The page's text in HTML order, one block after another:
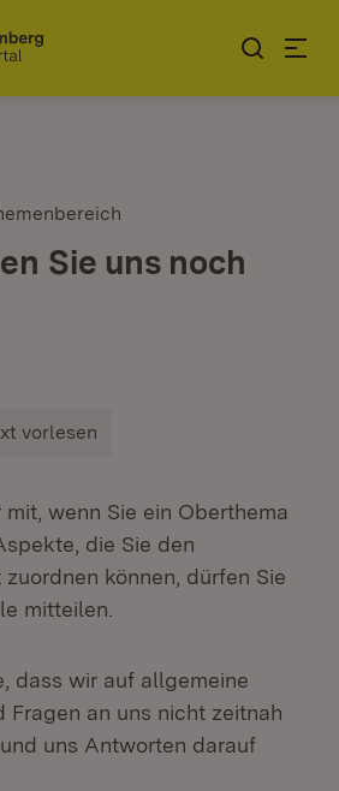
Sie uns noch
vorlesen
mit, wenn Sie ein Oberthema
die Sie den
können, dürfen Sie
mitteilen.
dass wir auf allgemeine
Fragen an uns nicht zeitnah
uns Antworten darauf